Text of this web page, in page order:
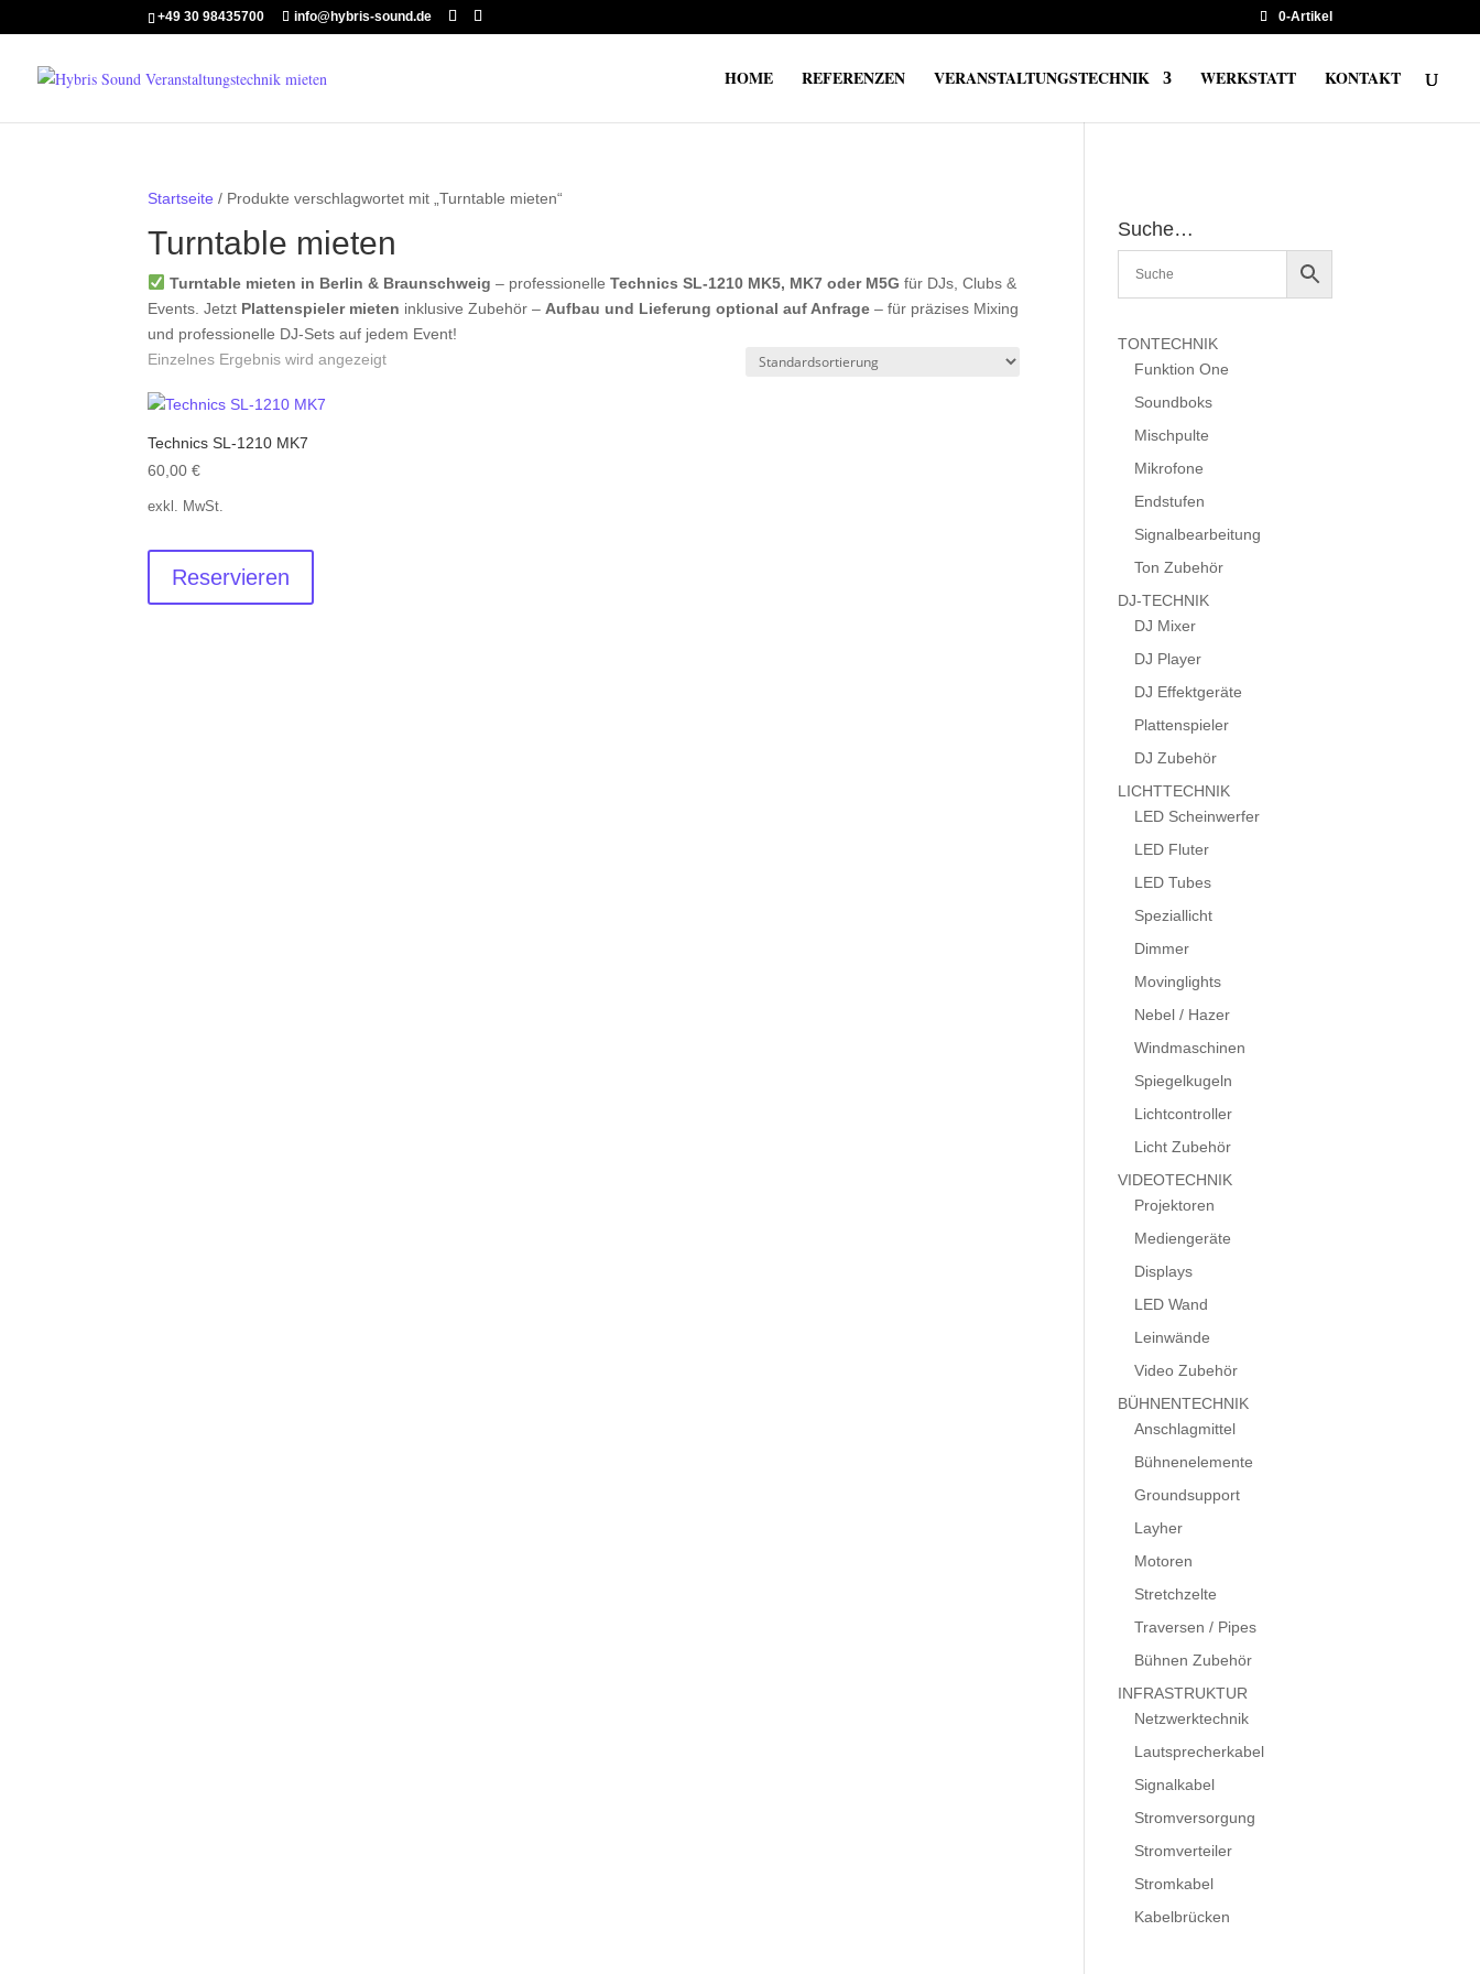
+49 30 98435700 info@hybris-sound.de 0-Artikel
HOME REFERENZEN VERANSTALTUNGSTECHNIK WERKSTATT KONTAKT
Startseite / Produkte verschlagwortet mit „Turntable mieten“
Turntable mieten
Turntable mieten in Berlin & Braunschweig – professionelleTechnics SL-1210 MK5, MK7 oder M5G für DJs, Clubs &
Events. Jetzt Plattenspieler mieten inklusive Zubehör – Aufbau und Lieferung optional auf Anfrage – für präzises Mixing
und professionelle DJ-Sets auf jedem Event!
Einzelnes Ergebnis wird angezeigt
Technics SL-1210 MK7
60,00€
exkl. MwSt.
Reservieren
Suche…
TONTECHNIK
Funktion One
Soundboks
Mischpulte
Mikrofone
Endstufen
Signalbearbeitung
Ton Zubehör
DJ-TECHNIK
DJ Mixer
DJ Player
DJ Effektgeräte
Plattenspieler
DJ Zubehör
LICHTTECHNIK
LED Scheinwerfer
LED Fluter
LED Tubes
Speziallicht
Dimmer
Movinglights
Nebel / Hazer
Windmaschinen
Spiegelkugeln
Lichtcontroller
Licht Zubehör
VIDEOTECHNIK
Projektoren
Mediengeräte
Displays
LED Wand
Leinwände
Video Zubehör
BÜHNENTECHNIK
Anschlagmittel
Bühnenelemente
Groundsupport
Layher
Motoren
Stretchzelte
Traversen / Pipes
Bühnen Zubehör
INFRASTRUKTUR
Netzwerktechnik
Lautsprecherkabel
Signalkabel
Stromversorgung
Stromverteiler
Stromkabel
Kabelbrücken